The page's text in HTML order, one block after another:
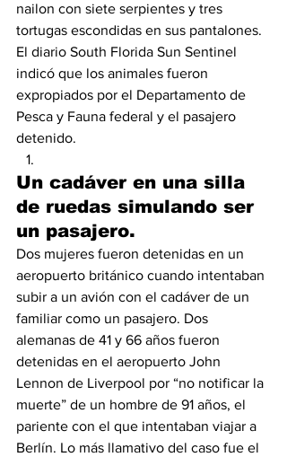
nailon con siete serpientes y tres
tortugas escondidas en sus pantalones.
El diario South Florida Sun Sentinel
indicó que los animales fueron
expropiados por el Departamento de
Pesca y Fauna federal y el pasajero
detenido.
Un cadáver en una silla
de ruedas simulando ser
un pasajero.
Dos mujeres fueron detenidas en un
aeropuerto británico cuando intentaban
subir a un avión con el cadáver de un
familiar como un pasajero. Dos
alemanas de 41 y 66 años fueron
detenidas en el aeropuerto John
Lennon de Liverpool por “no notificar la
muerte” de un hombre de 91 años, el
pariente con el que intentaban viajar a
Berlín. Lo más llamativo del caso fue el